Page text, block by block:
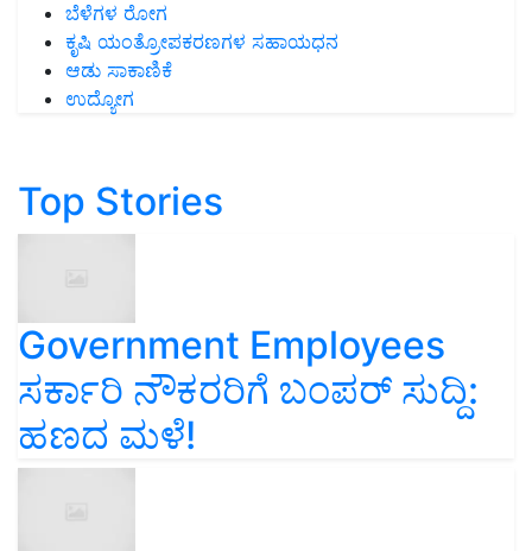
ಬೆಳೆಗಳ ರೋಗ
ಕೃಷಿ ಯಂತ್ರೋಪಕರಣಗಳ ಸಹಾಯಧನ
ಆಡು ಸಾಕಾಣಿಕೆ
ಉದ್ಯೋಗ
Top Stories
Government Employees
ಸರ್ಕಾರಿ ನೌಕರರಿಗೆ ಬಂಪರ್‌ ಸುದ್ದಿ:
ಹಣದ ಮಳೆ!